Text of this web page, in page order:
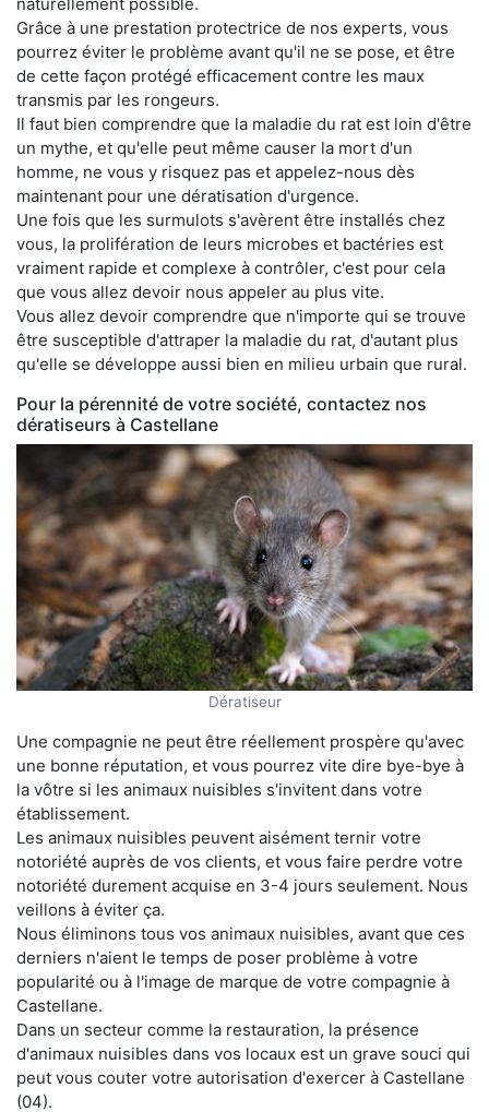
Grâce à une prestation protectrice de nos experts, vous
pourrez éviter le problème avant qu'il ne se pose, et être
de cette façon protégé efficacement contre les maux
transmis par les rongeurs.
Il faut bien comprendre que la maladie du rat est loin d'être
un mythe, et qu'elle peut même causer la mort d'un
homme, ne vous y risquez pas et appelez-nous dès
maintenant pour une dératisation d'urgence.
Une fois que les surmulots s'avèrent être installés chez
vous, la prolifération de leurs microbes et bactéries est
vraiment rapide et complexe à contrôler, c'est pour cela
que vous allez devoir nous appeler au plus vite.
Vous allez devoir comprendre que n'importe qui se trouve
être susceptible d'attraper la maladie du rat, d'autant plus
qu'elle se développe aussi bien en milieu urbain que rural.
Pour la pérennité de votre société, contactez nos
dératiseurs à Castellane
Dératiseur
Une compagnie ne peut être réellement prospère qu'avec
une bonne réputation, et vous pourrez vite dire bye-bye à
la vôtre si les animaux nuisibles s'invitent dans votre
établissement.
Les animaux nuisibles peuvent aisément ternir votre
notoriété auprès de vos clients, et vous faire perdre votre
notoriété durement acquise en 3-4 jours seulement. Nous
veillons à éviter ça.
Nous éliminons tous vos animaux nuisibles, avant que ces
derniers n'aient le temps de poser problème à votre
popularité ou à l'image de marque de votre compagnie à
Castellane.
Dans un secteur comme la restauration, la présence
d'animaux nuisibles dans vos locaux est un grave souci qui
peut vous couter votre autorisation d'exercer à Castellane
(04).